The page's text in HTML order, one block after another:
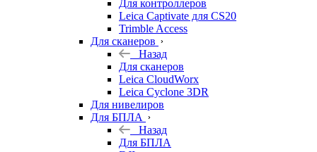
Для контроллеров
Leica Captivate для CS20
Trimble Access
Для сканеров
Назад
Для сканеров
Leica CloudWorx
Leica Cyclone 3DR
Для нивелиров
Для БПЛА
Назад
Для БПЛА